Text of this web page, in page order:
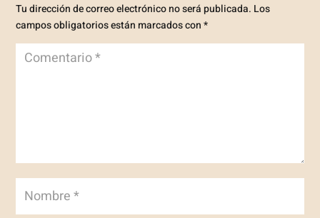
Tu dirección de correo electrónico no será publicada. Los
campos obligatorios están marcados con*